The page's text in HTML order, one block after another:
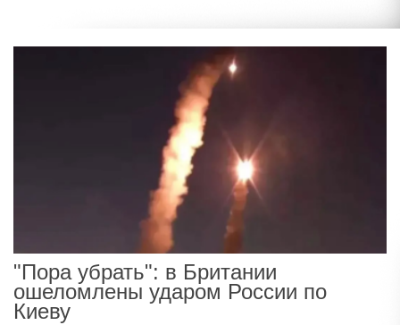
"Пора убрать": в Британии
ошеломлены ударом России по
Киеву